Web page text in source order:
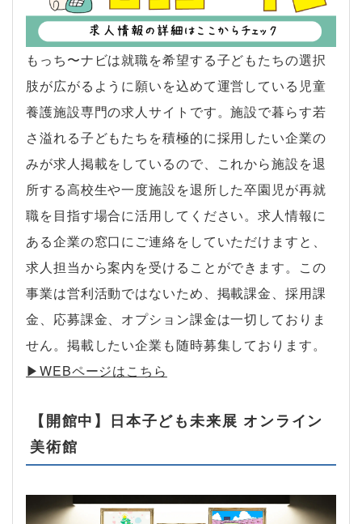
もっち〜ナビは就職を希望する子どもたちの選択
肢が広がるように願いを込めて運営している児童
養護施設専門の求人サイトです。施設で暮らす若
さ溢れる子どもたちを積極的に採用したい企業の
みが求人掲載をしているので、これから施設を退
所する高校生や一度施設を退所した卒園児が再就
職を目指す場合に活用してください。求人情報に
ある企業の窓口にご連絡をしていただけますと、
求人担当から案内を受けることができます。この
事業は営利活動ではないため、掲載課金、採用課
金、応募課金、オプション課金は一切しておりま
せん。掲載したい企業も随時募集しております。
▶︎WEBページはこちら
【開館中】日本子ども未来展 オンライン
美術館